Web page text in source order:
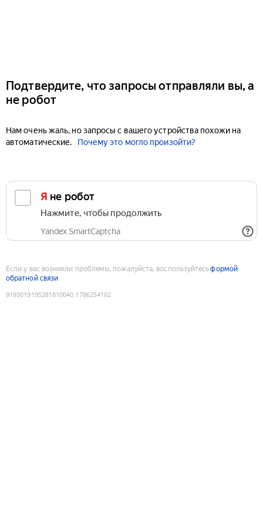
Подтвердите, что запросы отправляли вы, а
не робот
Нам очень жаль, но запросы с вашего устройства похожи на
автоматические.
Почему это могло произойти?
Я не робот
Нажмите, чтобы продолжить
Yandex SmartCaptcha
Если у вас возникли проблемы, пожалуйста, воспользуйтесьформой
обратной связи
9193019195281810040:1786254102